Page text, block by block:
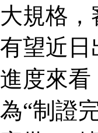
大規格，
有望近日
進度來
為“制證